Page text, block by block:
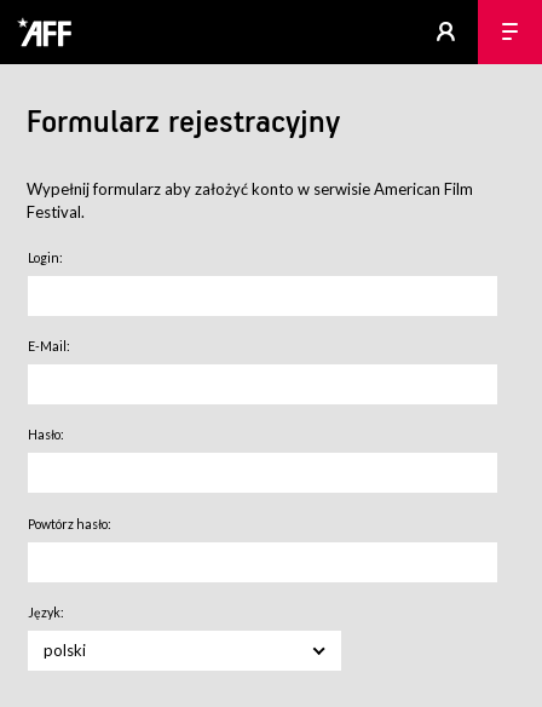
Formularz rejestracyjny
Wypełnij formularz aby założyć konto w serwisie American Film
Festival.
Login:
E-Mail:
Hasło:
Powtórz hasło:
Język:
polski